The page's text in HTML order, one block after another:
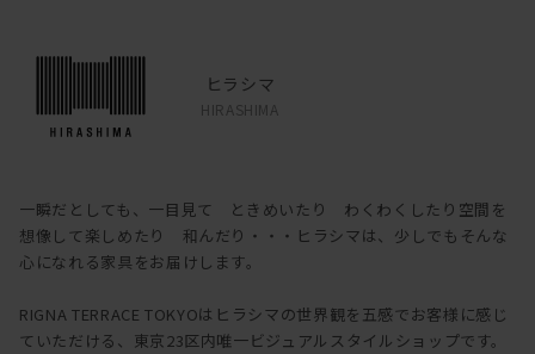
ヒラシマ
HIRASHIMA
一瞬だとしても、一目見て ときめいたり わくわくしたり空間を
想像して楽しめたり 和んだり・・・ヒラシマは、少しでもそんな
心になれる家具をお届けします。
RIGNA TERRACE TOKYOはヒラシマの世界観を五感でお客様に感じ
ていただける、東京23区内唯一ビジュアルスタイルショップです。